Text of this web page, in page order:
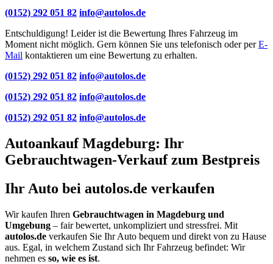
(0152) 292 051 82 info@autolos.de
Entschuldigung! Leider ist die Bewertung Ihres Fahrzeug im
Moment nicht möglich. Gern können Sie uns telefonisch oder perE-
Mail kontaktieren um eine Bewertung zu erhalten.
(0152) 292 051 82 info@autolos.de
(0152) 292 051 82 info@autolos.de
(0152) 292 051 82 info@autolos.de
Autoankauf Magdeburg: Ihr
Gebrauchtwagen-Verkauf zum Bestpreis
Ihr Auto bei autolos.de verkaufen
Wir kaufen Ihren Gebrauchtwagen in Magdeburg und
Umgebung – fair bewertet, unkompliziert und stressfrei. Mit
autolos.de verkaufen Sie Ihr Auto bequem und direkt von zu Hause
aus. Egal, in welchem Zustand sich Ihr Fahrzeug befindet: Wir
nehmen es so, wie es ist.